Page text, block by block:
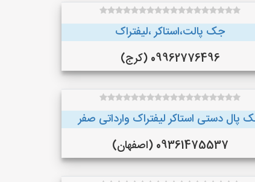
جک پالت،استاکر ،لیفتراک
09962776496 (کرج)
پال دستی استاکر لیفتراک وارداتی صفر
09361475537 (اصفهان)